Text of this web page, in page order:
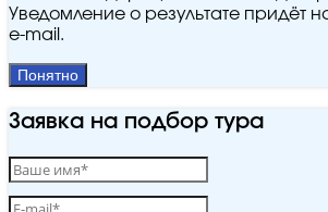
Уведомление о результате придёт
e‑mail.
Понятно
Заявка на подбор тура